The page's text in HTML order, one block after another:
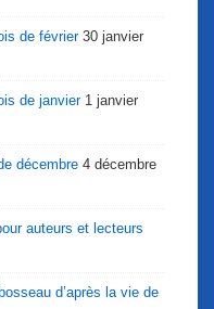
de février 30 janvier
de janvier 1 janvier
décembre 4 décembre
auteurs et lecteurs
d’après la vie de